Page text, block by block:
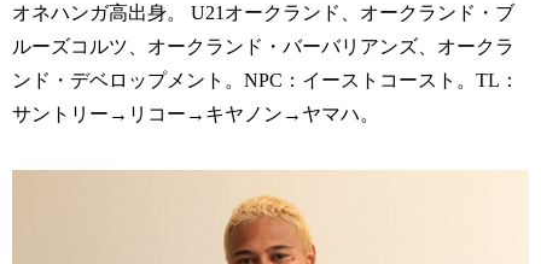
オネハンガ高出身。 U21オークランド、オークランド・ブ
ルーズコルツ、オークランド・バーバリアンズ、オークラ
ンド・デベロップメント。NPC：イーストコースト。TL：
サントリー→リコー→キヤノン→ヤマハ。